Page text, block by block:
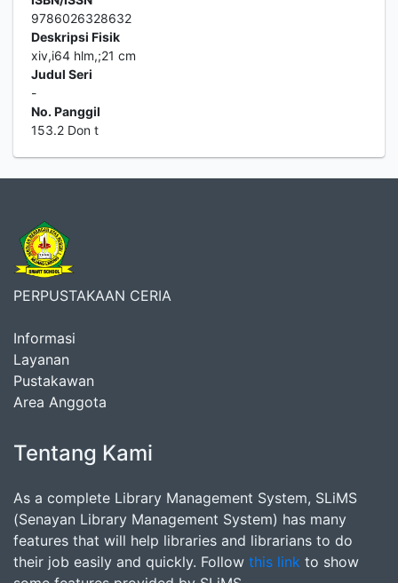
9786026328632
Deskripsi Fisik
xiv,i64 hlm,;21 cm
Judul Seri
-
No. Panggil
153.2 Don t
PERPUSTAKAAN CERIA
Informasi
Layanan
Pustakawan
Area Anggota
Tentang Kami
As a complete Library Management System, SLiMS
(Senayan Library Management System) has many
features that will help libraries and librarians to do
their job easily and quickly. Follow this link to show